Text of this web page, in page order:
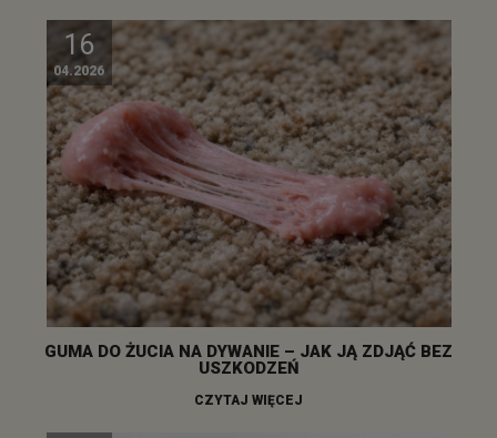
16
04.2026
GUMA DO ŻUCIA NA DYWANIE – JAK JĄ ZDJĄĆ BEZ
USZKODZEŃ
CZYTAJ WIĘCEJ